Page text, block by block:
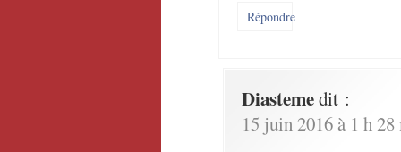
Répondre
Diastemedit :
15 juin 2016 à 1 h